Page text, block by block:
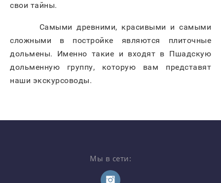
свои тайны.
Самыми древними, красивыми и самыми
сложными в постройке являются плиточные
дольмены. Именно такие и входят в Пшадскую
дольменную группу, которую вам представят
наши экскурсоводы.
Мы в сети: